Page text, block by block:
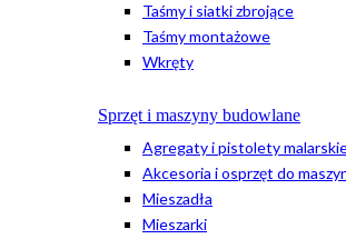
Taśmy i siatki zbrojące
Taśmy montażowe
Wkręty
Sprzęt i maszyny budowlane
Agregaty i pistolety
Akcesoria i osprzęt do
Mieszadła
Mieszarki